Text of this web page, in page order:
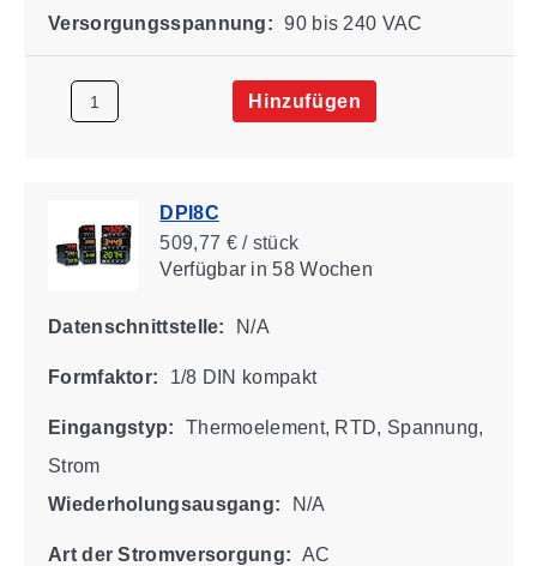
Versorgungsspannung: 90 bis 240 VAC
Hinzufügen
DPI8C
509,77 € / stück
Verfügbarin 58 Wochen
Datenschnittstelle: N/A
Formfaktor: 1/8 DIN kompakt
Eingangstyp:
Thermoelement, RTD, Spannung,
Strom
Wiederholungsausgang:
N/A
Art der Stromversorgung: AC